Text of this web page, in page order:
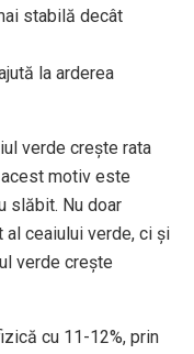
stabilă decât
la arderea
verde crește rata
motiv este
slăbit. Nu doar
ceaiului verde, ci și
verde crește
cu 11-12%, prin